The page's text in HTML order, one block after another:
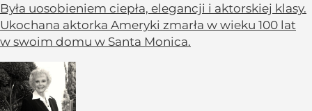
Była uosobieniem ciepła, elegancji i aktorskiej klasy.
Ukochana aktorka Ameryki zmarła w wieku 100 lat
w swoim domu w Santa Monica.